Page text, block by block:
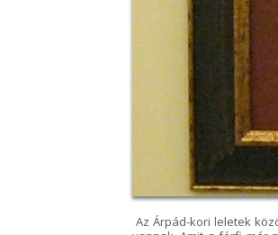
Az Árpád-kori leletek